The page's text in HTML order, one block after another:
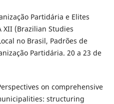
Partidária e Elites
XII (Brazilian Studies
no Brasil, Padrões de
Partidária. 20 a 23 de
on comprehensive
structuring